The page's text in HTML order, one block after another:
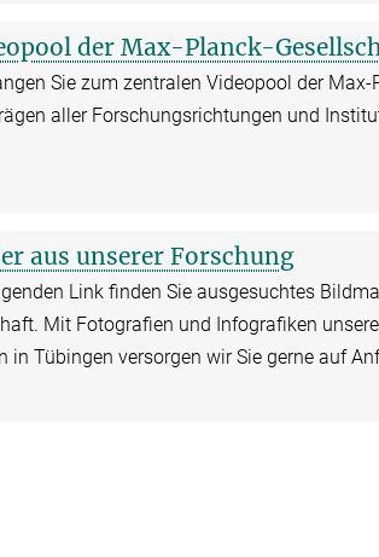
der Max-Planck-
Sie zum zentralen Videopool der
aller Forschungsrichtungen und
aus unserer Forschung
Link finden Sie ausgesuchtes
Mit Fotografien und Infografiken
in Tübingen versorgen wir Sie gerne auf